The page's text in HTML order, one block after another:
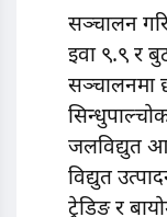
सञ्चालन
इवा ९.९ र
सञ्चालनमा
जलविद्युत
विद्युत
ट्रेडिङ र